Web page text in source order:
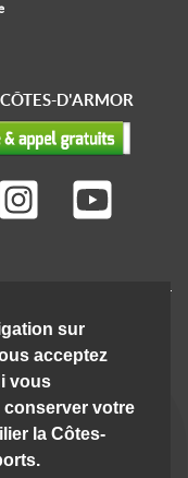
sur
acceptez
vous
conserver votre
la Côtes-
D'ARMOR
AUSSI ...